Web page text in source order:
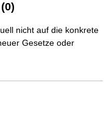
nicht auf die konkrete
Gesetze oder